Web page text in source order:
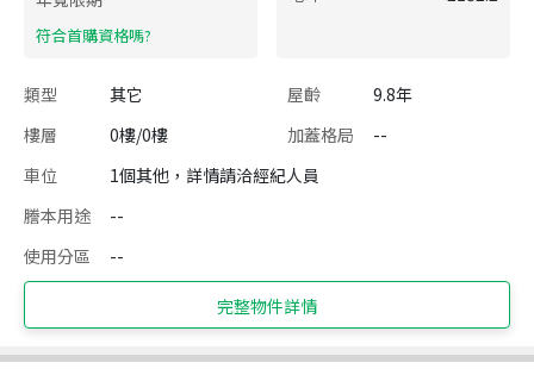
​符合首購資格嗎?
類型 其它 屋齡
9.8年
樓層
0樓/0樓 加蓋格局
--
車位
1個其他，詳情請洽經紀人員
謄本用途
--
使用分區
--
完整物件詳情